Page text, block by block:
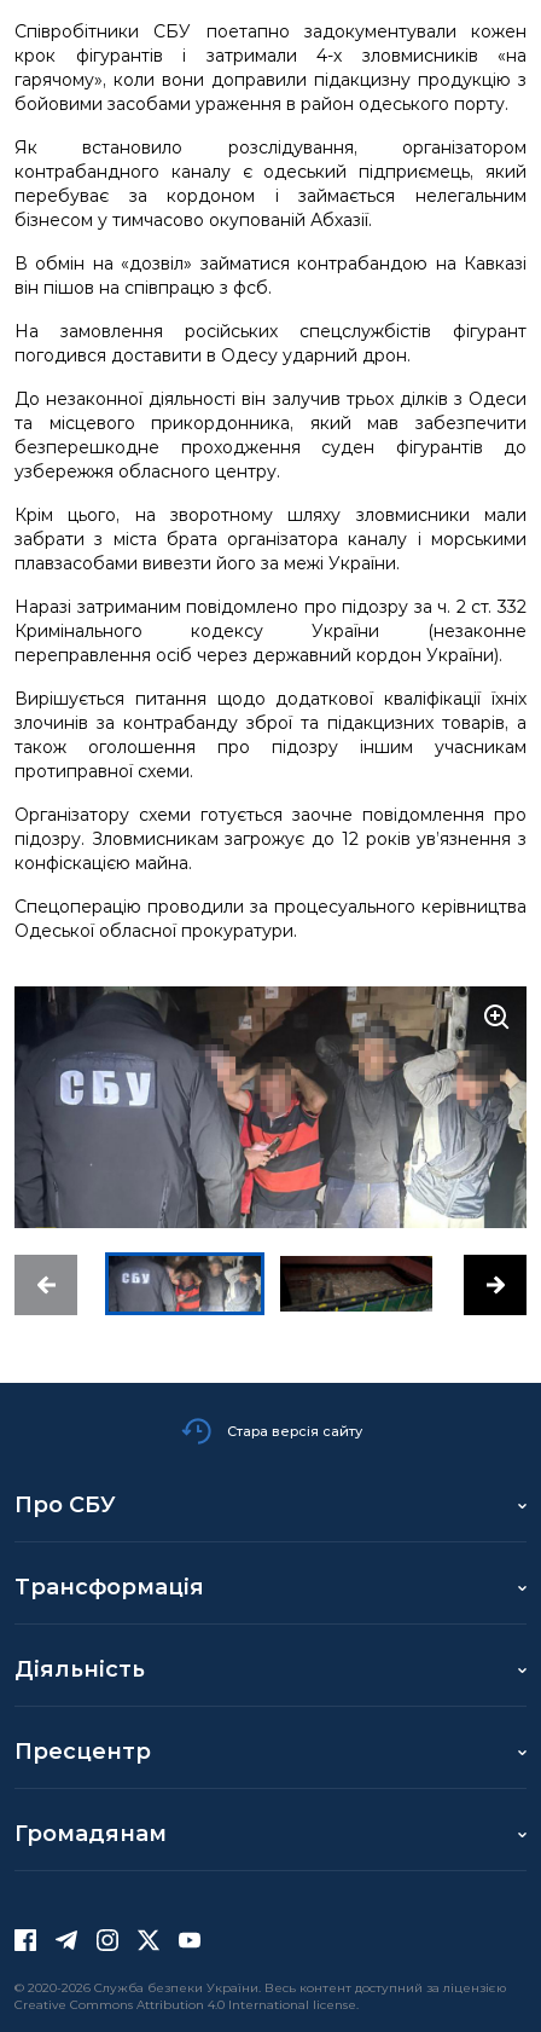
Співробітники СБУ поетапно задокументували кожен
крок фігурантів і затримали 4-х зловмисників «на
гарячому», коли вони доправили підакцизну продукцію з
бойовими засобами ураження в район одеського порту.
Як встановило розслідування, організатором
контрабандного каналу є одеський підприємець, який
перебуває за кордоном і займається нелегальним
бізнесом у тимчасово окупованій Абхазії.
В обмін на «дозвіл» займатися контрабандою на Кавказі
він пішов на співпрацю з фсб.
На замовлення російських спецслужбістів фігурант
погодився доставити в Одесу ударний дрон.
До незаконної діяльності він залучив трьох ділків з Одеси
та місцевого прикордонника, який мав забезпечити
безперешкодне проходження суден фігурантів до
узбережжя обласного центру.
Крім цього, на зворотному шляху зловмисники мали
забрати з міста брата організатора каналу і морськими
плавзасобами вивезти його за межі України.
Наразі затриманим повідомлено про підозру за ч. 2 ст. 332
Кримінального кодексу України (незаконне
переправлення осіб через державний кордон України).
Вирішується питання щодо додаткової кваліфікації їхніх
злочинів за контрабанду зброї та підакцизних товарів, а
також оголошення про підозру іншим учасникам
протиправної схеми.
Організатору схеми готується заочне повідомлення про
підозру. Зловмисникам загрожує до 12 років ув’язнення з
конфіскацією майна.
Спецоперацію проводили за процесуального керівництва
Одеської обласної прокуратури.
Стара версія сайту
Про СБУ
Трансформація
Діяльність
Пресцентр
Громадянам
© 2020-2026 Служба безпеки України. Весь контент доступний за ліцензією
Creative Commons Attribution 4.0 International license.